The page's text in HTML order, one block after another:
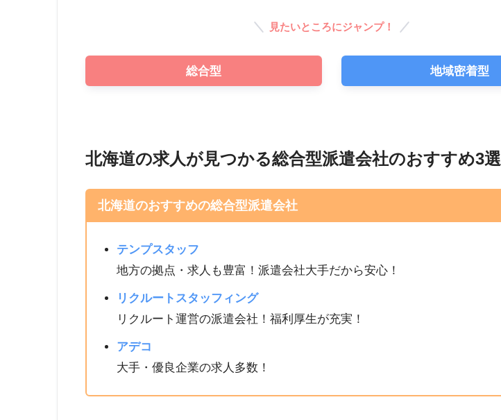
見たいところにジャンプ！
総合型 地域密着型
北海道の求人が見つかる総合型派遣会社のおすすめ3選
北海道のおすすめの総合型派遣会社
テンプスタッフ
地方の拠点・求人も豊富！派遣会社大手だから安心！
リクルートスタッフィング
リクルート運営の派遣会社！福利厚生が充実！
アデコ
大手・優良企業の求人多数！